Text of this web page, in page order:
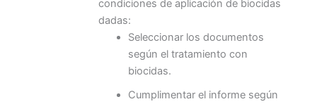
condiciones de aplicación de biocidas
dadas:
Seleccionar los documentos
según el tratamiento con
biocidas.
Cumplimentar el informe según